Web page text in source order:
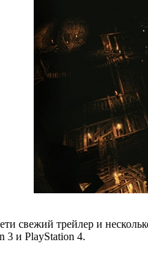
свежий трейлер и
3 и PlayStation 4.